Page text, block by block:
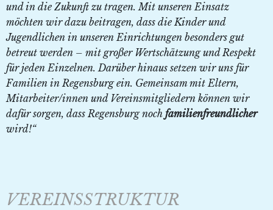
und in die Zukunft zu tragen. Mit unseren Einsatz
möchten wir dazu beitragen, dass die Kinder und
Jugendlichen in unseren Einrichtungen besonders gut
betreut werden – mit großer Wertschätzung und Respekt
für jeden Einzelnen. Darüber hinaus setzen wir uns für
Familien in Regensburg ein. Gemeinsam mit Eltern,
Mitarbeiter/innen und Vereinsmitgliedern können wir
dafür sorgen, dass Regensburg noch familienfreundlicher
wird!“
VEREINSSTRUKTUR